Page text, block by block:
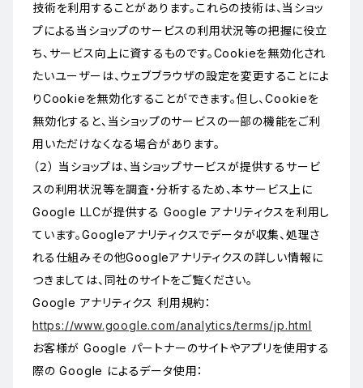
技術を利用することがあります。これらの技術は、当ショッ
プによる当ショップのサービスの利用状況等の把握に役立
ち、サービス向上に資するものです。Cookieを無効化され
たいユーザーは、ウェブブラウザの設定を変更することによ
りCookieを無効化することができます。但し、Cookieを
無効化すると、当ショップのサービスの一部の機能をご利
用いただけなくなる場合があります。
（２） 当ショップは、当ショップサービスが提供するサービ
スの利用状況等を調査・分析するため、本サービス上に
Google LLCが提供する Google アナリティクスを利用し
ています。Googleアナリティクスでデータが収集、処理さ
れる仕組みその他Googleアナリティクスの詳しい情報に
つきましては、同社のサイトをご覧ください。
Google アナリティクス 利用規約：
https://www.google.com/analytics/terms/jp.html
お客様が Google パートナーのサイトやアプリを使用する
際の Google によるデータ使用：